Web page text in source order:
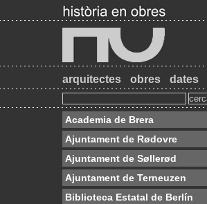
arquitectes obres dates
Academia de Brera
Ajuntament de Rødovre
Ajuntament de Søllerød
Ajuntament de Terneuzen
Biblioteca Estatal de Berlín